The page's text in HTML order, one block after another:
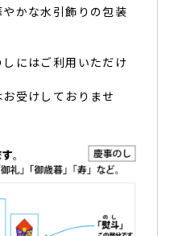
かな水引飾りの包装
にはご利用いただけ
受けしておりませ